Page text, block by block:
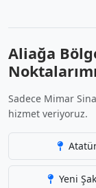
Aliağa
Sadece Mimar
hizmet veriyoruz.
Yeni